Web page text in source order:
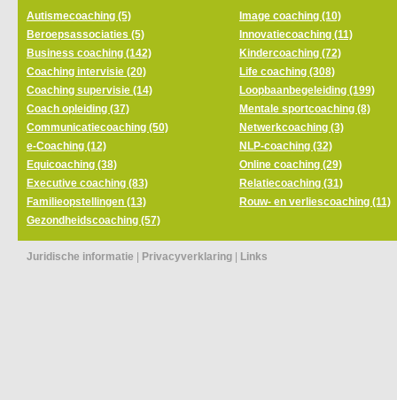
Autismecoaching (5)
Beroepsassociaties (5)
Business coaching (142)
Coaching intervisie (20)
Coaching supervisie (14)
Coach opleiding (37)
Communicatiecoaching (50)
e-Coaching (12)
Equicoaching (38)
Executive coaching (83)
Familieopstellingen (13)
Gezondheidscoaching (57)
Image coaching (10)
Innovatiecoaching (11)
Kindercoaching (72)
Life coaching (308)
Loopbaanbegeleiding (199)
Mentale sportcoaching (8)
Netwerkcoaching (3)
NLP-coaching (32)
Online coaching (29)
Relatiecoaching (31)
Rouw- en verliescoaching (11)
Juridische informatie Privacyverklaring Links